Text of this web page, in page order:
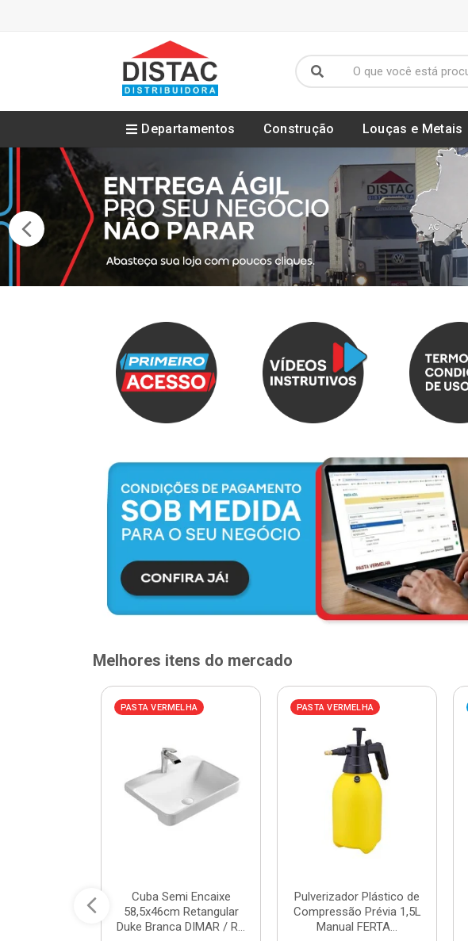
Departamentos Construção Louças e Metais
Melhores itens do mercado
PASTA VERMELHA
Cuba Semi Encaixe
58,5x46cm Retangular
Duke Branca DIMAR / R...
PASTA VERMELHA
Pulverizador Plástico de
Compressão Prévia 1,5L
Manual FERTA...